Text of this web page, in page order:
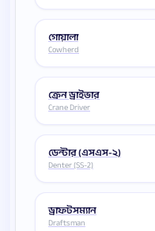
গোয়ালা
Cowherd
ক্রেন ড্রাইভার
Crane Driver
ডেন্টার (এসএস-২)
Denter (SS-2)
ড্রাফটসম্যান
Draftsman